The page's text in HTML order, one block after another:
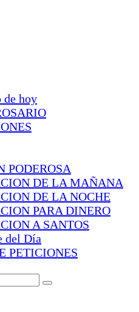
de hoy
PODEROSA
DE LA MAÑANA
DE LA NOCHE
PARA DINERO
A SANTOS
del Día
PETICIONES